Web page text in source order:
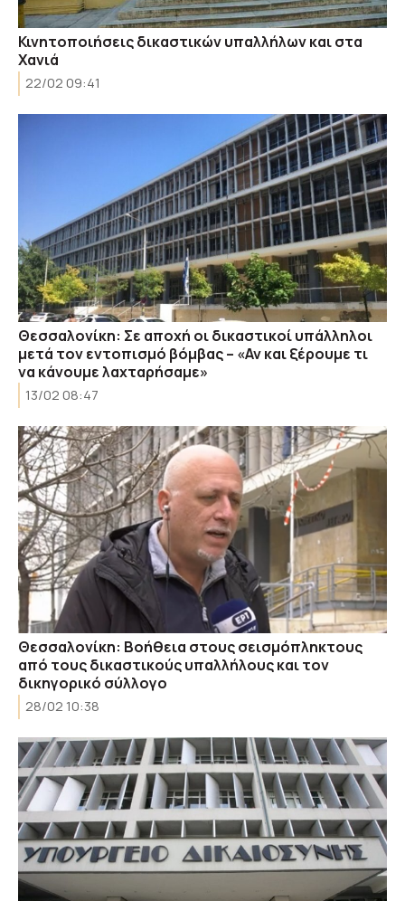
Κινητοποιήσεις δικαστικών υπαλλήλων και στα
Χανιά
22/02 09:41
Θεσσαλονίκη: Σε αποχή οι δικαστικοί υπάλληλοι
μετά τον εντοπισμό βόμβας – «Αν και ξέρουμε τι
να κάνουμε λαχταρήσαμε»
13/02 08:47
Θεσσαλονίκη: Βοήθεια στους σεισμόπληκτους
από τους δικαστικούς υπαλλήλους και τον
δικηγορικό σύλλογο
28/02 10:38